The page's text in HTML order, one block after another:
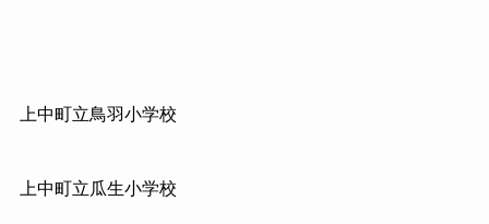
上中町立鳥羽小学校
上中町立瓜生小学校